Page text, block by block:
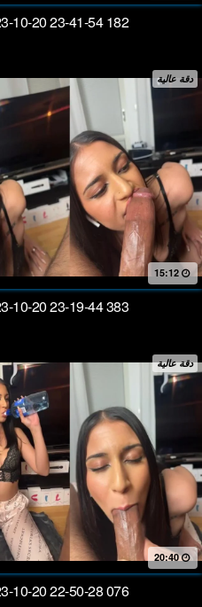
10-20 23-41-54 182
دقة عالية
15:12
10-20 23-19-44 383
دقة عالية
20:40
10-20 22-50-28 076